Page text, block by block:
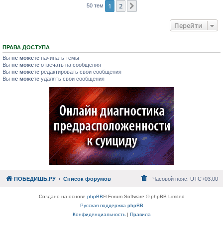
50 тем 1 2
Перейти
ПРАВА ДОСТУПА
Вы не можете начинать темы
Вы не можете отвечать на сообщения
Вы не можете редактировать свои сообщения
Вы не можете удалять свои сообщения
ПОБЕДИШЬ.РУ Список форумов Часовой пояс: UTC+03:00
Создано на основе phpBB® Forum Software © phpBB Limited
Русская поддержка phpBB
Конфиденциальность| Правила